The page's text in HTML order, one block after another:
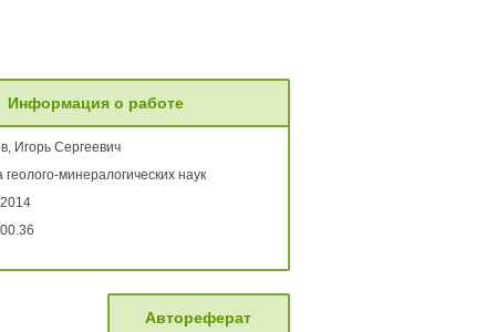
Информация о работе
Игорь Сергеевич
геолого-минералогических наук
Автореферат